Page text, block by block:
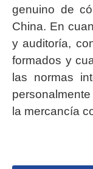
genuino de
China. En
y auditoría,
formados y
las normas
la mercancía